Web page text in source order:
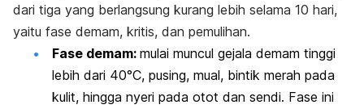
dari tiga yang berlangsung kurang lebih selama 10 hari,
yaitu fase demam, kritis, dan pemulihan.
Fase demam: mulai muncul gejala demam tinggi
lebih dari 40°C, pusing, mual, bintik merah pada
kulit, hingga nyeri pada otot dan sendi. Fase ini